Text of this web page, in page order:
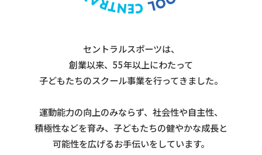
セントラルスポーツは、
創業以来、55年以上にわたって
子どもたちのスクール事業を行ってきました。
運動能力の向上のみならず、社会性や自主性、
積極性などを育み、子どもたちの健やかな成長と
可能性を広げるお手伝いをしています。